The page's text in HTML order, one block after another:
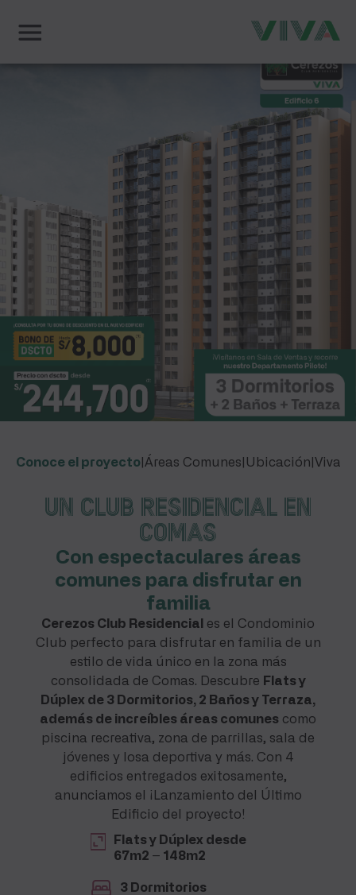
Conoce el proyecto|Áreas Comunes| Ubicación|Viva
Un Club Residencial en
Comas
Con espectaculares áreas
comunes para disfrutar en
familia
Cerezos Club Residencial es el Condominio
Club perfecto para disfrutar en familia de un
estilo de vida único en la zona más
consolidada de Comas. Descubre Flats y
Dúplex de 3 Dormitorios, 2 Baños y Terraza,
además de increíbles áreas comunes como
piscina recreativa, zona de parrillas, sala de
jóvenes y losa deportiva y más. Con 4
edificios entregados exitosamente,
anunciamos el ¡Lanzamiento del Último
Edificio del proyecto!
Flats y Dúplex desde
67m2 – 148m2
3 Dormitorios